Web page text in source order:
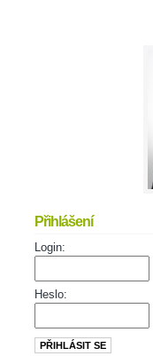
Přihlášení
Login:
Heslo: